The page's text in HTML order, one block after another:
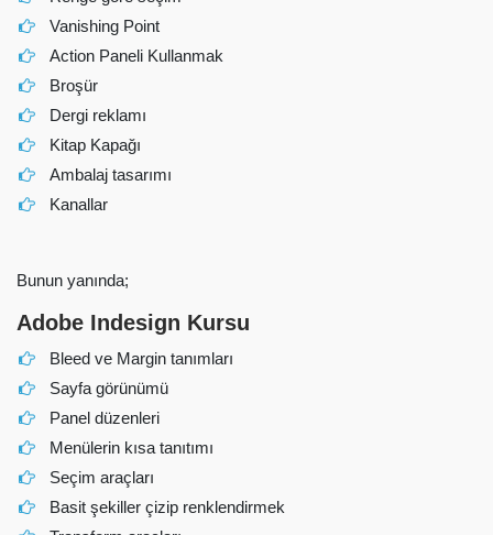
Vanishing Point
Action Paneli Kullanmak
Broşür
Dergi reklamı
Kitap Kapağı
Ambalaj tasarımı
Kanallar
Bunun yanında;
Adobe Indesign Kursu
Bleed ve Margin tanımları
Sayfa görünümü
Panel düzenleri
Menülerin kısa tanıtımı
Seçim araçları
Basit şekiller çizip renklendirmek